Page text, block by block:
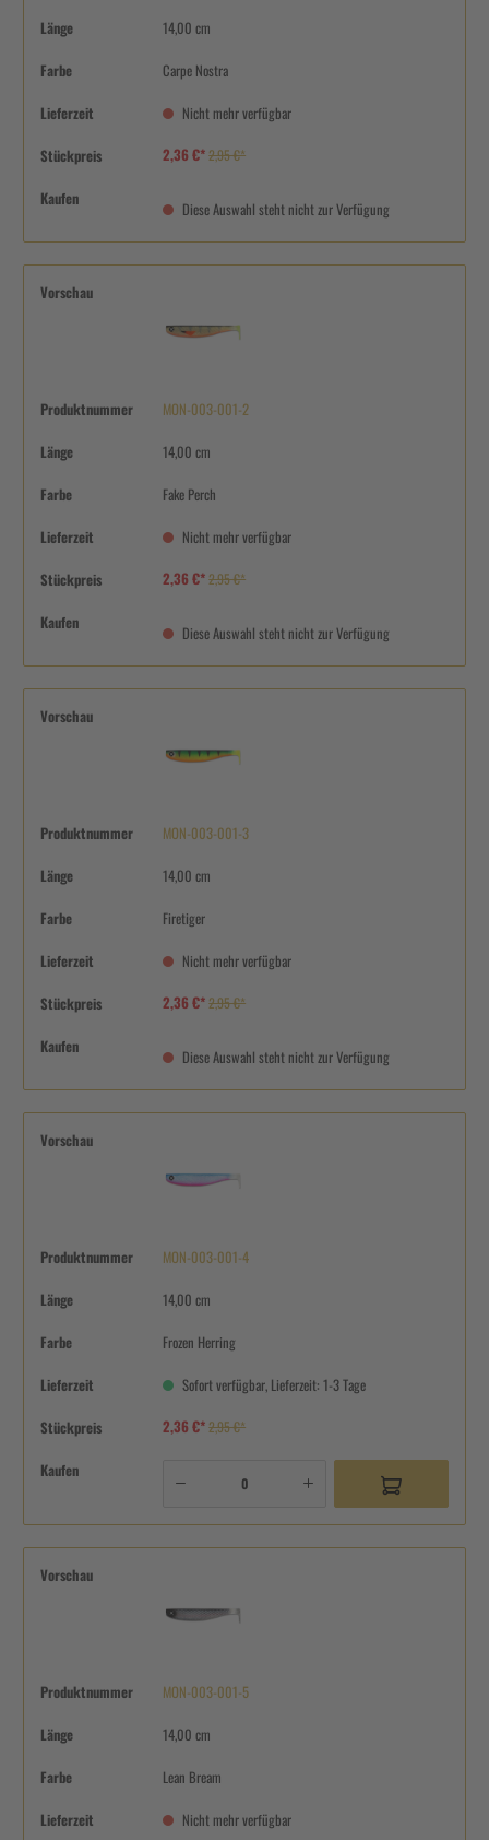
Länge 14,00 cm
Farbe Carpe Nostra
Lieferzeit Nicht mehr verfügbar
Stückpreis 2,36 €*2,95 €*
Kaufen
Diese Auswahl steht nicht zur Verfügung
Vorschau
Produktnummer MON-003-001-2
Länge 14,00 cm
Farbe Fake Perch
Lieferzeit Nicht mehr verfügbar
Stückpreis 2,36 €*2,95 €*
Kaufen
Diese Auswahl steht nicht zur Verfügung
Vorschau
Produktnummer MON-003-001-3
Länge 14,00 cm
Farbe Firetiger
Lieferzeit Nicht mehr verfügbar
Stückpreis 2,36 €*2,95 €*
Kaufen
Diese Auswahl steht nicht zur Verfügung
Vorschau
Produktnummer MON-003-001-4
Länge 14,00 cm
Farbe Frozen Herring
Lieferzeit Sofort verfügbar, Lieferzeit: 1-3 Tage
Stückpreis 2,36 €*2,95 €*
Kaufen
Vorschau
Produktnummer MON-003-001-5
Länge 14,00 cm
Farbe Lean Bream
Lieferzeit Nicht mehr verfügbar